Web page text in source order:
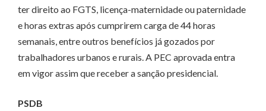
ter direito ao FGTS, licença-maternidade ou paternidade
e horas extras após cumprirem carga de 44 horas
semanais, entre outros benefícios já gozados por
trabalhadores urbanos e rurais. A PEC aprovada entra
em vigor assim que receber a sanção presidencial.
PSDB